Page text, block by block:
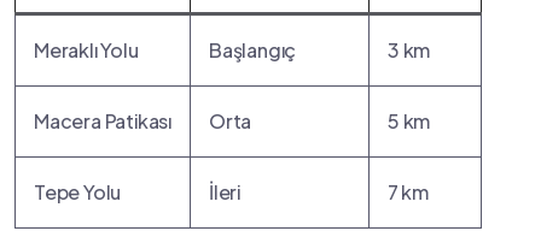
Meraklı Yolu Başlangıç 3 km
Macera Patikası Orta 5 km
Tepe Yolu İleri 7 ⁤km